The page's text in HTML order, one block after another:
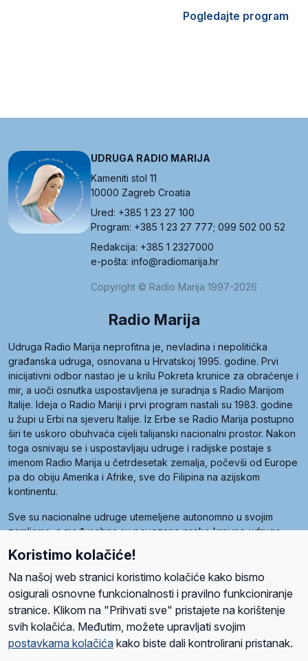
Pogledajte program
UDRUGA RADIO MARIJA
Kameniti stol 11
10000 Zagreb Croatia
Ured: +385 1 23 27 100
Program: +385 1 23 27 777; 099 502 00 52
Redakcija: +385 1 2327000
e-pošta: info@radiomarija.hr
Copyright © Radio Marija 1997-2026
Radio Marija
Udruga Radio Marija neprofitna je, nevladina i nepolitička
građanska udruga, osnovana u Hrvatskoj 1995. godine. Prvi
inicijativni odbor nastao je u krilu Pokreta krunice za obraćenje i
mir, a uoči osnutka uspostavljena je suradnja s Radio Marijom
Italije. Ideja o Radio Mariji i prvi program nastali su 1983. godine
u župi u Erbi na sjeveru Italije. Iz Erbe se Radio Marija postupno
širi te uskoro obuhvaća cijeli talijanski nacionalni prostor. Nakon
toga osnivaju se i uspostavljaju udruge i radijske postaje s
imenom Radio Marija u četrdesetak zemalja, počevši od Europe
pa do obiju Amerika i Afrike, sve do Filipina na azijskom
kontinentu.
Sve su nacionalne udruge utemeljene autonomno u svojim
zemljama, a međusobna su povezane preko krovne udruge
Radio Maria). Svjetsku obitelj utemeljilo je sedam članica, među
kojima je i hrvatska Udruga Radio Marija.
O namaRadio ProgramVolonteriPrijateljiKontaktPravila privatnosti
Koristimo kolačiće!
Na našoj web stranici koristimo kolačiće kako bismo
osigurali osnovne funkcionalnosti i pravilno funkcioniranje
stranice. Klikom na "Prihvati sve" pristajete na korištenje
svih kolačića. Međutim, možete upravljati svojim
postavkama kolačića kako biste dali kontrolirani pristanak.